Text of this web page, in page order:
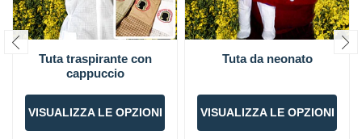
Tuta traspirante con
cappuccio
VISUALIZZA LE OPZIONI
Tuta da neonato
VISUALIZZA LE OPZIONI